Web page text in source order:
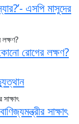
এসপি মাসুদের
রোগের লক্ষণ?
সাক্ষাৎ